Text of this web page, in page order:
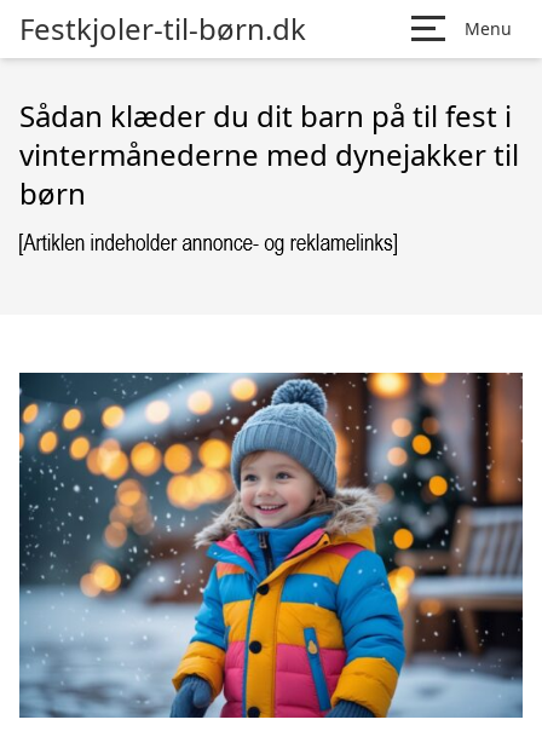
Festkjoler-til-børn.dk Menu
Sådan klæder du dit barn på til fest i
vintermånederne med dynejakker til
børn